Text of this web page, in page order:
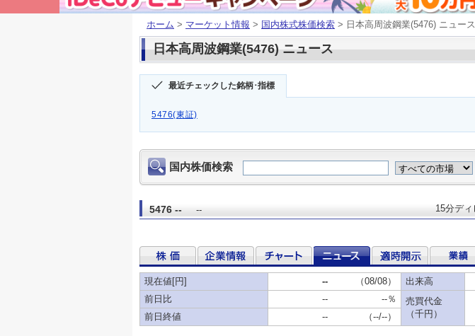
ホーム > マーケット情報 > 国内株式株価検索 > 日本高周波鋼業(5476) ニュース
日本高周波鋼業(5476) ニュース
最近チェックした銘柄･指標
5476(東証)